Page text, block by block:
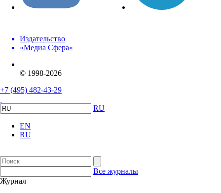
Издательство
«Медиа Сфера»
© 1998-2026
+7 (495) 482-43-29
RU
EN
RU
Все журналы
Журнал